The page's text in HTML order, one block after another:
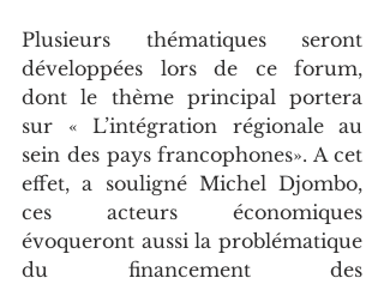
Plusieurs thématiques seront
développées lors de ce forum,
dont le thème principal portera
sur « L’intégration régionale au
sein des pays francophones». A cet
effet, a souligné Michel Djombo,
ces acteurs économiques
évoqueront aussi la problématique
du financement des